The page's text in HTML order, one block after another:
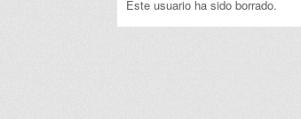
Este usuario ha sido borrado.